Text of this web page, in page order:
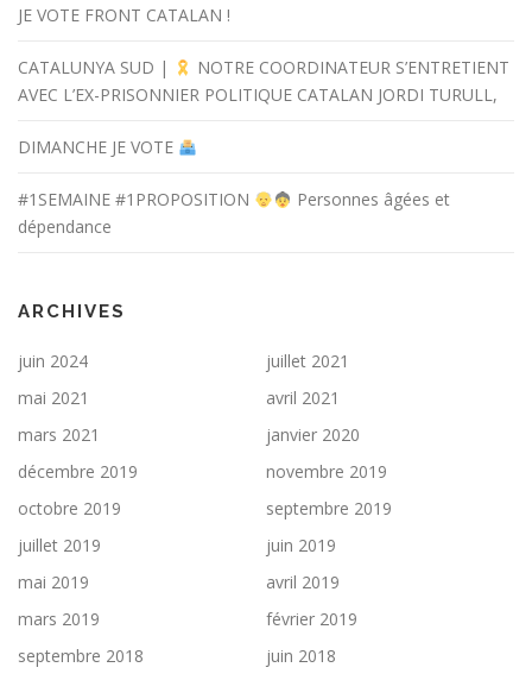
JE VOTE FRONT CATALAN !
CATALUNYA SUD |
NOTRE COORDINATEUR S’ENTRETIENT
AVEC L’EX-PRISONNIER POLITIQUE CATALAN JORDI TURULL,
DIMANCHE JE VOTE
#1SEMAINE #1PROPOSITION
Personnes âgées et
dépendance
ARCHIVES
juin 2024
juillet 2021
mai 2021
avril 2021
mars 2021
janvier 2020
décembre 2019
novembre 2019
octobre 2019
septembre 2019
juillet 2019
juin 2019
mai 2019
avril 2019
mars 2019
février 2019
septembre 2018
juin 2018